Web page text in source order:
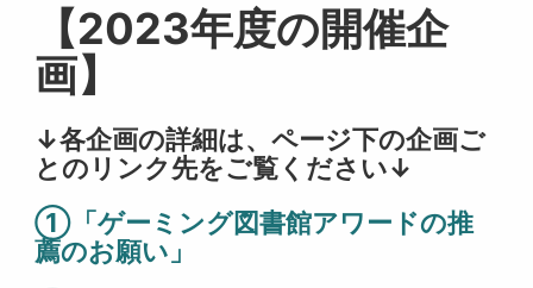
【2023年度の開催企
画】
↓各企画の詳細は、ページ下の企画ご
とのリンク先をご覧ください↓
①「ゲーミング図書館アワードの推
薦のお願い」